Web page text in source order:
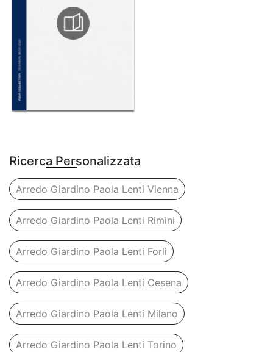
Ricerca Personalizzata
Arredo Giardino Paola Lenti Vienna
Arredo Giardino Paola Lenti Rimini
Arredo Giardino Paola Lenti Forlì
Arredo Giardino Paola Lenti Cesena
Arredo Giardino Paola Lenti Milano
Arredo Giardino Paola Lenti Torino